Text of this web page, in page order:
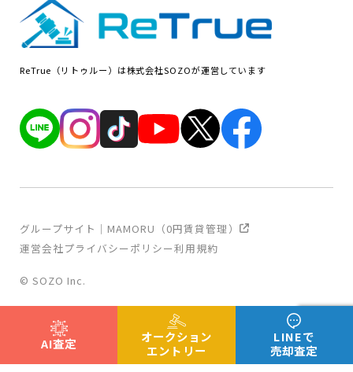
AI査定
オークション
エントリー
LINEで
売却査定
ReTrue（リトゥルー）は株式会社SOZOが運営しています
運営会社プライバシーポリシー利用規約
グループサイト｜MAMORU（0円賃貸管理）
© SOZO Inc.